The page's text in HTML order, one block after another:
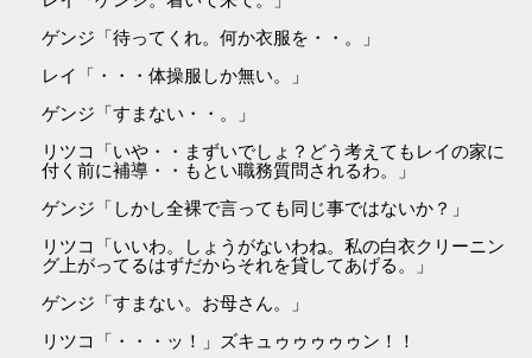
ゲンジ「待ってくれ。何か衣服を・・。」
レイ「・・・体操服しか無い。」
ゲンジ「すまない・・。」
リツコ「いや・・まずいでしょ？どう考えてもレイの家に
付く前に補導・・もとい職務質問されるわ。」
ゲンジ「しかし全裸で言っても同じ事ではないか？」
リツコ「いいわ。しょうがないわね。私の白衣クリーニン
グ上がってるはずだからそれを貸してあげる。」
ゲンジ「すまない。お母さん。」
リツコ「・・・ッ！」ズキュゥゥゥゥゥン！！